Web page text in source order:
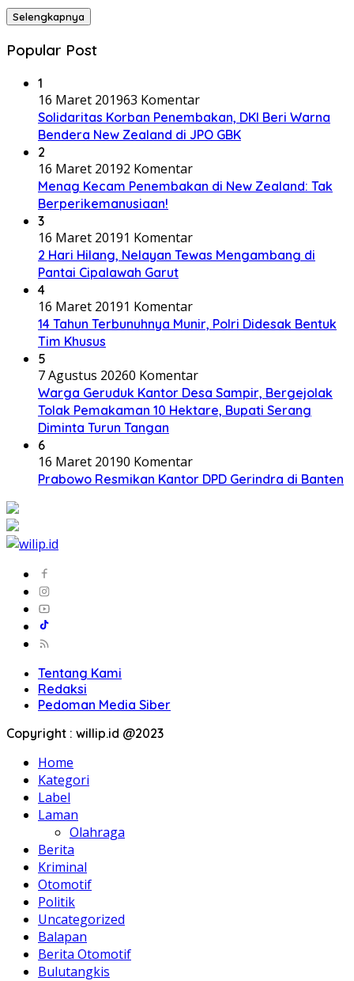
Selengkapnya
Popular Post
1
16 Maret 201963 Komentar
Solidaritas Korban Penembakan, DKI Beri Warna
Bendera New Zealand di JPO GBK
2
16 Maret 20192 Komentar
Menag Kecam Penembakan di New Zealand: Tak
Berperikemanusiaan!
3
16 Maret 20191 Komentar
2 Hari Hilang, Nelayan Tewas Mengambang di
Pantai Cipalawah Garut
4
16 Maret 20191 Komentar
14 Tahun Terbunuhnya Munir, Polri Didesak Bentuk
Tim Khusus
5
7 Agustus 20260 Komentar
Warga Geruduk Kantor Desa Sampir, Bergejolak
Tolak Pemakaman 10 Hektare, Bupati Serang
Diminta Turun Tangan
6
16 Maret 20190 Komentar
Prabowo Resmikan Kantor DPD Gerindra di Banten
Tentang Kami
Redaksi
Pedoman Media Siber
Copyright : willip.id @2023
Home
Kategori
Label
Laman
Olahraga
Berita
Kriminal
Otomotif
Politik
Uncategorized
Balapan
Berita Otomotif
Bulutangkis